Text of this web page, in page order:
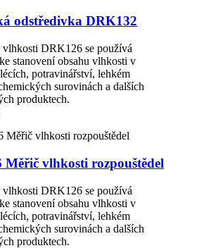
odstředivka DRK132
vlhkosti DRK126 se používá
stanovení obsahu vlhkosti v
potravinářství, lehkém
surovinách a dalších
produktech.
Měřič vlhkosti rozpouštědel
vlhkosti DRK126 se používá
stanovení obsahu vlhkosti v
potravinářství, lehkém
surovinách a dalších
produktech.